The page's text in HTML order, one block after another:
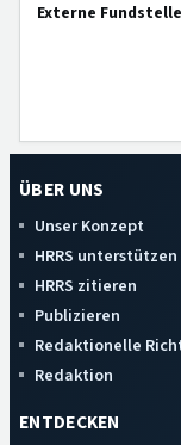
Externe
ÜBER UNS
Unser Konzept
HRRS unterstützen
HRRS zitieren
Publizieren
Redaktionelle
Redaktion
ENTDECKEN